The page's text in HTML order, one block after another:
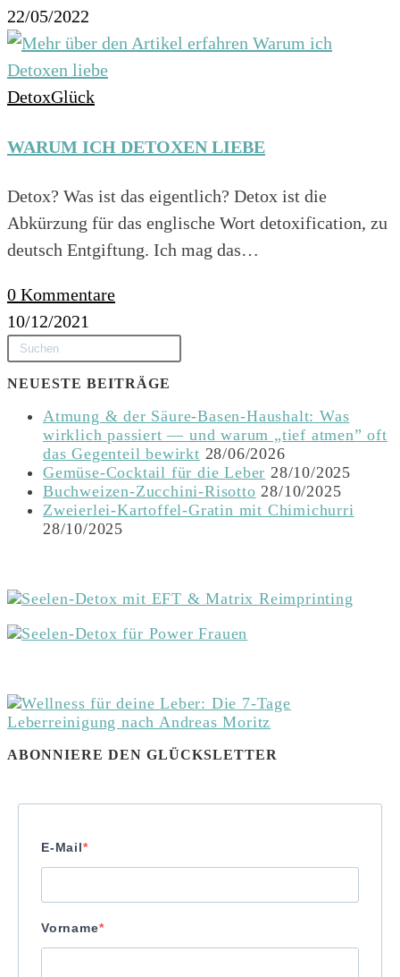
22/05/2022
DetoxGlück
WARUM ICH DETOXEN LIEBE
Detox? Was ist das eigentlich? Detox ist die
Abkürzung für das englische Wort detoxification, zu
deutsch Entgiftung. Ich mag das…
0 Kommentare
10/12/2021
NEUESTE BEITRÄGE
Atmung & der Säure-Basen-Haushalt: Was
wirklich passiert — und warum „tief atmen” oft
das Gegenteil bewirkt 28/06/2026
Gemüse-Cocktail für die Leber 28/10/2025
Buchweizen-Zucchini-Risotto 28/10/2025
Zweierlei-Kartoffel-Gratin mit Chimichurri
28/10/2025
ABONNIERE DEN GLÜCKSLETTER
E-Mail
Vorname